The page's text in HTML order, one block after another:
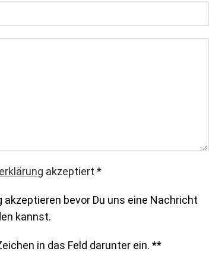
akzeptiert *
bevor Du uns eine Nachricht
kannst.
in das Feld darunter ein. **